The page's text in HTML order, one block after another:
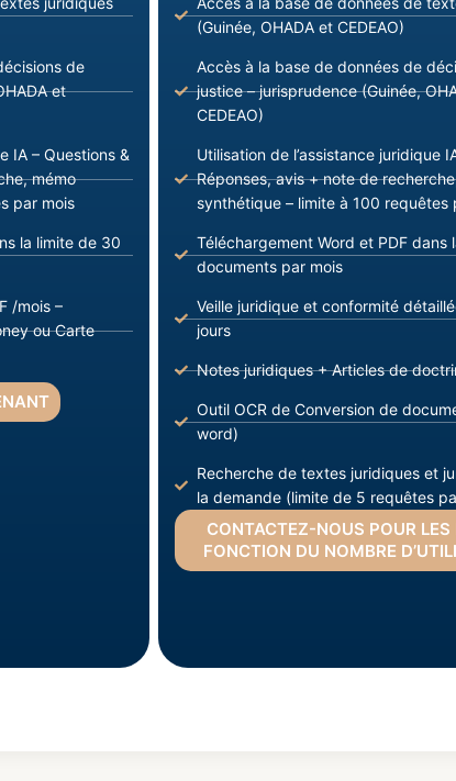
de
et
IA – Questions &
mémo
par mois
la limite de 30
/mois –
ou Carte
(Guinée, OHADA et CEDEAO)
Accès à la base de données de
justice – jurisprudence (Guinée,
CEDEAO)
Utilisation de l’assistance juridique
Réponses, avis + note de
synthétique – limite à 100 requêtes
Téléchargement Word et PDF dans
documents par mois
Veille juridique et conformité
jours
Notes juridiques + Articles de
Outil OCR de Conversion de
word)
Recherche de textes juridiques et
la demande (limite de 5 requêtes
CONTACTEZ-NOUS POUR LES
FONCTION DU NOMBRE